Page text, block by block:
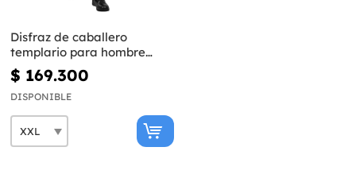
Disfraz de caballero
templario para hombre
talla grande
$ 169.300
DISPONIBLE